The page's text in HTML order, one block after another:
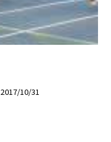
2017/10/31